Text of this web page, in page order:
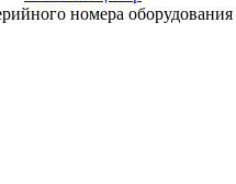
номера оборудования